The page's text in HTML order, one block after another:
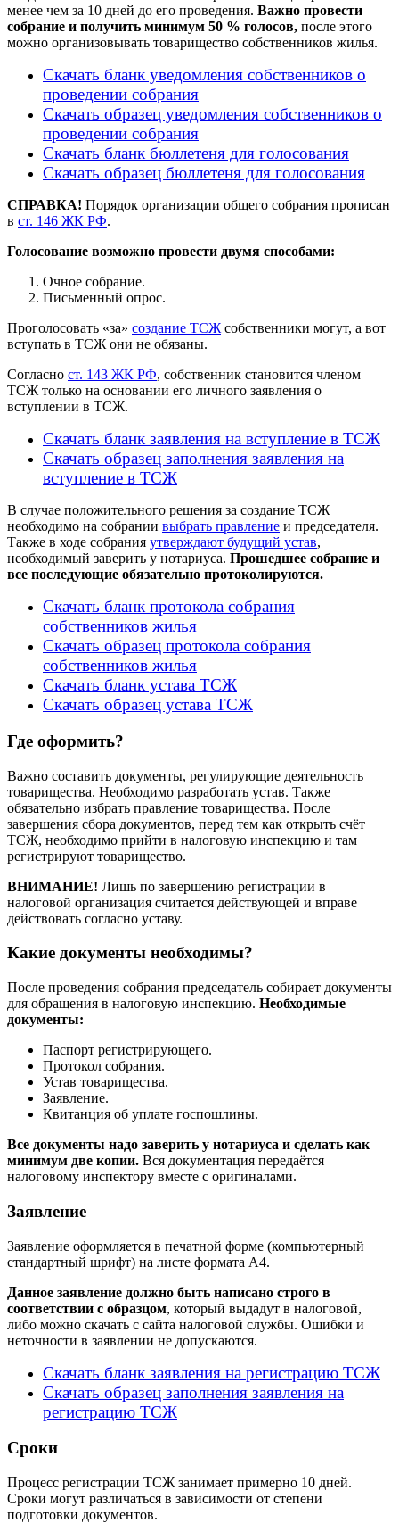
менее чем за 10 дней до его проведения. Важно провести
собрание и получить минимум 50 % голосов, после этого
можно организовывать товарищество собственников жилья.
Скачать бланк уведомления собственников о
проведении собрания
Скачать образец уведомления собственников о
проведении собрания
Скачать бланк бюллетеня для голосования
Скачать образец бюллетеня для голосования
СПРАВКА! Порядок организации общего собрания прописан
в ст. 146 ЖК РФ.
Голосование возможно провести двумя способами:
Очное собрание.
Письменный опрос.
Проголосовать «за» создание ТСЖ собственники могут, а вот
вступать в ТСЖ они не обязаны.
Согласно ст. 143 ЖК РФ, собственник становится членом
ТСЖ только на основании его личного заявления о
вступлении в ТСЖ.
Скачать бланк заявления на вступление в ТСЖ
Скачать образец заполнения заявления на
вступление в ТСЖ
В случае положительного решения за создание ТСЖ
необходимо на собрании выбрать правление и председателя.
Также в ходе собрания утверждают будущий устав,
необходимый заверить у нотариуса. Прошедшее собрание и
все последующие обязательно протоколируются.
Скачать бланк протокола собрания
собственников жилья
Скачать образец протокола собрания
собственников жилья
Скачать бланк устава ТСЖ
Скачать образец устава ТСЖ
Где оформить?
Важно составить документы, регулирующие деятельность
товарищества. Необходимо разработать устав. Также
обязательно избрать правление товарищества. После
завершения сбора документов, перед тем как открыть счёт
ТСЖ, необходимо прийти в налоговую инспекцию и там
регистрируют товарищество.
ВНИМАНИЕ! Лишь по завершению регистрации в
налоговой организация считается действующей и вправе
действовать согласно уставу.
Какие документы необходимы?
После проведения собрания председатель собирает документы
для обращения в налоговую инспекцию. Необходимые
документы:
Паспорт регистрирующего.
Протокол собрания.
Устав товарищества.
Заявление.
Квитанция об уплате госпошлины.
Все документы надо заверить у нотариуса и сделать как
минимум две копии. Вся документация передаётся
налоговому инспектору вместе с оригиналами.
Заявление
Заявление оформляется в печатной форме (компьютерный
стандартный шрифт) на листе формата А4.
Данное заявление должно быть написано строго в
соответствии с образцом, который выдадут в налоговой,
либо можно скачать с сайта налоговой службы. Ошибки и
неточности в заявлении не допускаются.
Скачать бланк заявления на регистрацию ТСЖ
Скачать образец заполнения заявления на
регистрацию ТСЖ
Сроки
Процесс регистрации ТСЖ занимает примерно 10 дней.
Сроки могут различаться в зависимости от степени
подготовки документов.